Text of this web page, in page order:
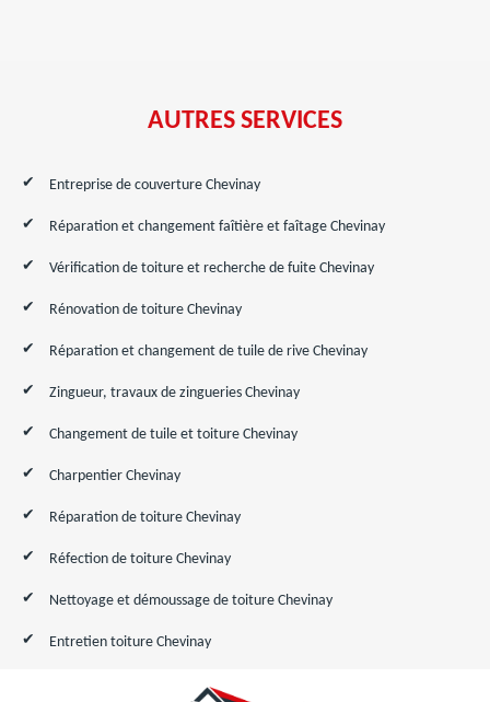
AUTRES SERVICES
Entreprise de couverture Chevinay
Réparation et changement faîtière et faîtage Chevinay
Vérification de toiture et recherche de fuite Chevinay
Rénovation de toiture Chevinay
Réparation et changement de tuile de rive Chevinay
Zingueur, travaux de zingueries Chevinay
Changement de tuile et toiture Chevinay
Charpentier Chevinay
Réparation de toiture Chevinay
Réfection de toiture Chevinay
Nettoyage et démoussage de toiture Chevinay
Entretien toiture Chevinay